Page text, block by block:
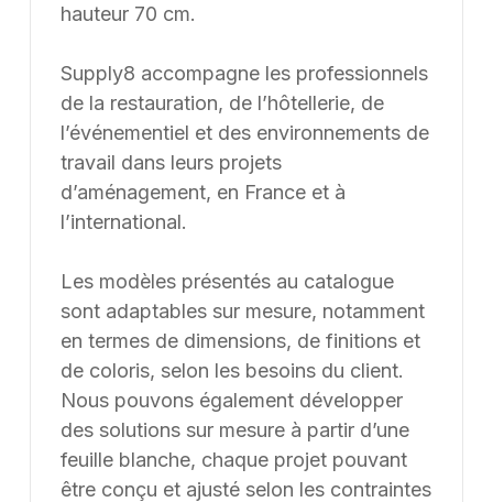
hauteur 70 cm.
Supply8 accompagne les professionnels
de la restauration, de l’hôtellerie, de
l’événementiel et des environnements de
travail dans leurs projets
d’aménagement, en France et à
l’international.
Les modèles présentés au catalogue
sont adaptables sur mesure, notamment
en termes de dimensions, de finitions et
de coloris, selon les besoins du client.
Nous pouvons également développer
des solutions sur mesure à partir d’une
feuille blanche, chaque projet pouvant
être conçu et ajusté selon les contraintes